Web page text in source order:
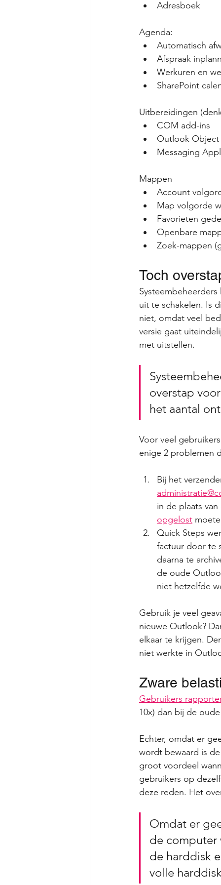
Adresboek
Agenda:
Automatisch
Afspraak
Werkuren en
SharePoint
Uitbereidingen
COM add-ins
Outlook
Messaging
Mappen
Account
Map volgorde
Favorieten
Openbare
Zoek-mappen
Toch
uit te schakelen. Is
niet, omdat veel
versie gaat
met uitstellen.
overstap
het aantal
Voor veel
enige 2 problemen
Bij het
in de plaats
opgelost
Quick Steps
factuur door te
daarna te
de oude
niet hetzelfde
Gebruik je veel
nieuwe Outlook?
elkaar te krijgen.
niet werkte in
Zware
Gebruikers
10x) dan bij de
Echter, omdat er
wordt bewaard is
groot voordeel
gebruikers op
deze reden. Het
Omdat er
de
de harddisk
volle